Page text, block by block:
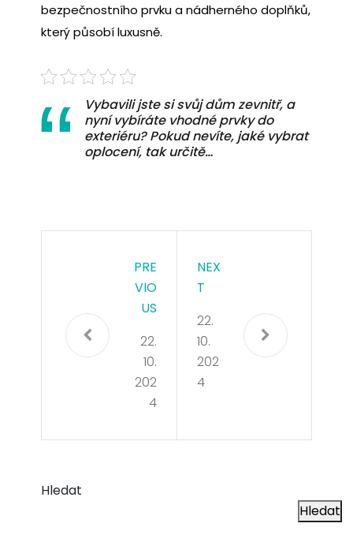
bezpečnostního prvku a nádherného doplňků,
který působí luxusně.
Vybavili jste si svůj dům zevnitř, a
nyní vybíráte vhodné prvky do
exteriéru? Pokud nevíte, jaké vybrat
oplocení, tak určitě…
PRE
VIO
US
22.
10.
202
4
NEX
T
22.
10.
202
4
Hledat
Hledat